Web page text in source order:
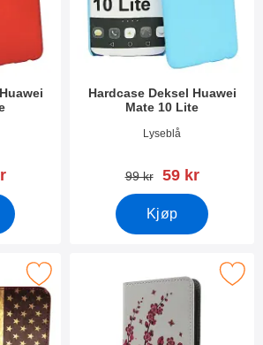
Hardcase Deksel Huawei
Mate 10 Lite
Varenummer 25262
Lyseblå
gammel pris
99 kr ny pris
59 kr
Kjøp
Mate 10 Lite som favoritt
Merk designwallet Huawei